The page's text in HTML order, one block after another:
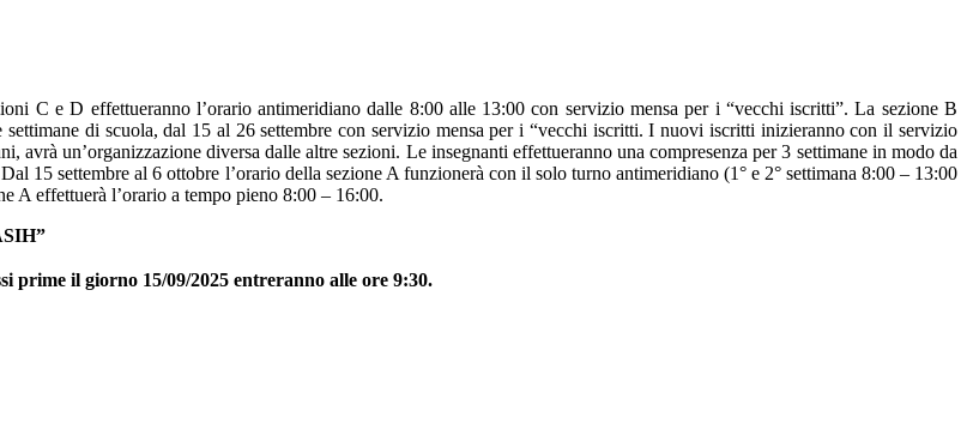
C e D effettueranno l’orario antimeridiano dalle 8:00 alle 13:00 con servizio mensa per i “vecchi iscritti”. La sezione B
di scuola, dal 15 al 26 settembre con servizio mensa per i “vecchi iscritti. I nuovi iscritti inizieranno con il servizio
avrà un’organizzazione diversa dalle altre sezioni. Le insegnanti effettueranno una compresenza per 3 settimane in modo da
15 settembre al 6 ottobre l’orario della sezione A funzionerà con il solo turno antimeridiano (1° e 2° settimana 8:00 – 13:00
A effettuerà l’orario a tempo pieno 8:00 – 16:00.
prime il giorno 15/09/2025 entreranno alle ore 9:30.